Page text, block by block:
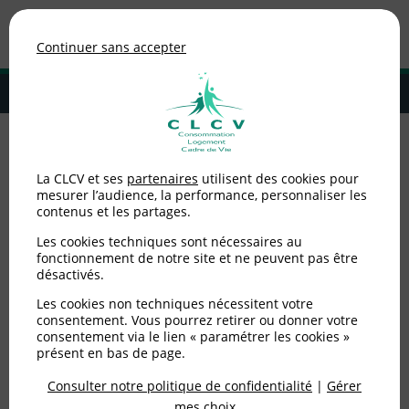
MENU
Adhérer à la CLCV
voie à une spécialisation ultra sociale des Hlm
La Cour des comptes
ouvre la voie à une
spécialisation ultra
sociale des Hlm
Publié le22/02/2017(mis à jour le02/03/2017)
Continuer sans accepter
La CLCV et ses partenaires utilisent des cookies pour
mesurer l’audience, la performance, personnaliser les
contenus et les partages.
Les cookies techniques sont nécessaires au
fonctionnement de notre site et ne peuvent pas être
désactivés.
Les cookies non techniques nécessitent votre
consentement. Vous pourrez retirer ou donner votre
consentement via le lien « paramétrer les cookies »
présent en bas de page.
Consulter notre politique de confidentialité | Gérer